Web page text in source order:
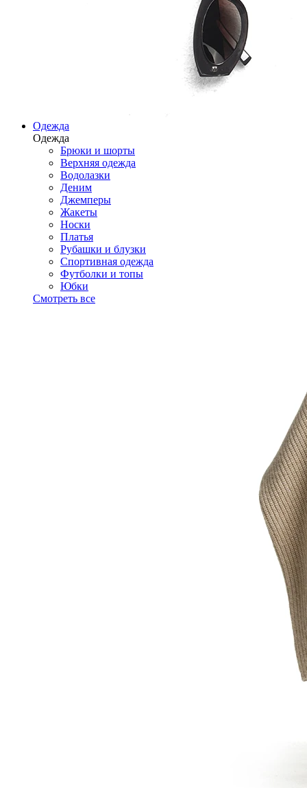
Одежда
Одежда
Брюки и шорты
Верхняя одежда
Водолазки
Деним
Джемперы
Жакеты
Носки
Платья
Рубашки и блузки
Спортивная одежда
Футболки и топы
Юбки
Смотреть все